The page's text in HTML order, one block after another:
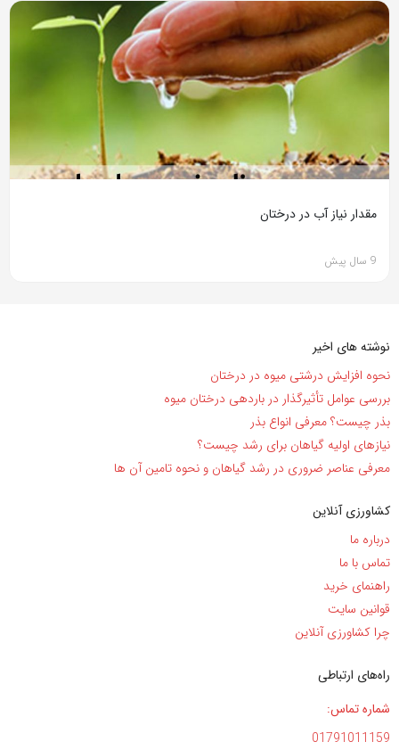
مقدار نیاز آب در درختان
9 سال پیش
نوشته های اخیر
نحوه افزایش درشتی میوه در درختان
بررسی عوامل تأثیرگذار در باردهی درختان میوه
بذر چیست؟ معرفی انواع بذر
نیاز‌های اولیه گیاهان برای رشد چیست؟
معرفی عناصر ضروری در رشد گیاهان و نحوه تامین آن ها
کشاورزی آنلاین
درباره ما
تماس با ما
راهنمای خرید
قوانین سایت
چرا کشاورزی آنلاین
راه‌های ارتباطی
شماره تماس:
01791011159